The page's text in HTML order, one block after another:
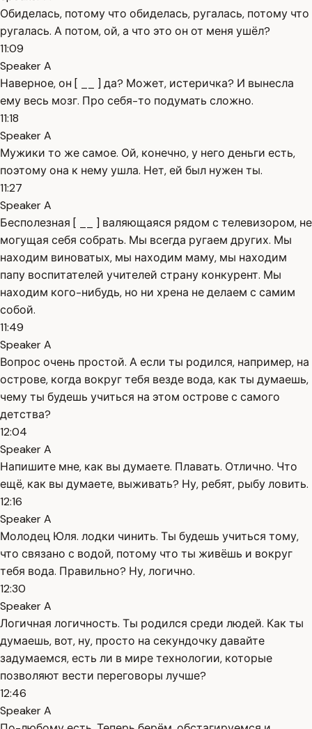
Обиделась, потому что обиделась, ругалась, потому что
ругалась. А потом, ой, а что это он от меня ушёл?
11:09
Speaker A
Наверное, он [ __ ] да? Может, истеричка? И вынесла
ему весь мозг. Про себя-то подумать сложно.
11:18
Speaker A
Мужики то же самое. Ой, конечно, у него деньги есть,
поэтому она к нему ушла. Нет, ей был нужен ты.
11:27
Speaker A
Бесполезная [ __ ] валяющаяся рядом с телевизором, не
могущая себя собрать. Мы всегда ругаем других. Мы
находим виноватых, мы находим маму, мы находим
папу воспитателей учителей страну конкурент. Мы
находим кого-нибудь, но ни хрена не делаем с самим
собой.
11:49
Speaker A
Вопрос очень простой. А если ты родился, например, на
острове, когда вокруг тебя везде вода, как ты думаешь,
чему ты будешь учиться на этом острове с самого
детства?
12:04
Speaker A
Напишите мне, как вы думаете. Плавать. Отлично. Что
ещё, как вы думаете, выживать? Ну, ребят, рыбу ловить.
12:16
Speaker A
Молодец Юля. лодки чинить. Ты будешь учиться тому,
что связано с водой, потому что ты живёшь и вокруг
тебя вода. Правильно? Ну, логично.
12:30
Speaker A
Логичная логичность. Ты родился среди людей. Как ты
думаешь, вот, ну, просто на секундочку давайте
задумаемся, есть ли в мире технологии, которые
позволяют вести переговоры лучше?
12:46
Speaker A